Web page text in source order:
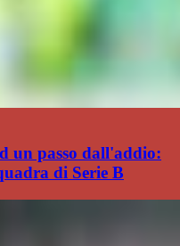
un passo dall'addio:
di Serie B